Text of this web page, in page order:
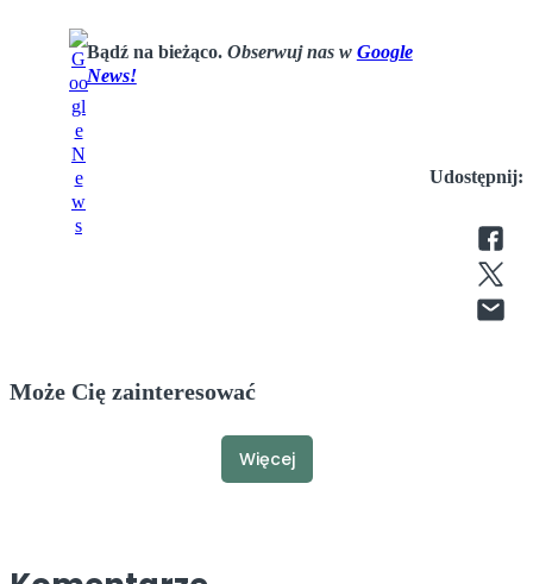
Bądź na bieżąco. Obserwuj nas w Google
News!
Udostępnij:
Może Cię zainteresować
Więcej